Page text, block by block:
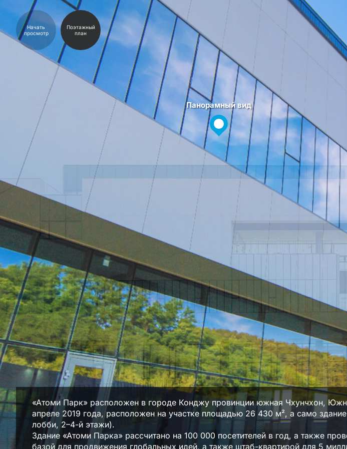
Начать
просмотр
Поэтажный
план
Панорамный вид
«Атоми Парк» расположен в городе Конджу провинции южная Чхунчхон,
апреле 2019 года, расположен на участке площадью 26 430 м², а само
лобби, 2–4-й этажи).
Здание «Атоми Парка» рассчитано на 100 000 посетителей в год, а также
базой для продвижения глобальных идей, а также штаб-квартирой для 5